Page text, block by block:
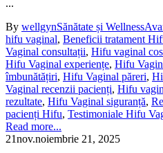
...
By wellgynSănătate și Wellness
hifu vaginal, Beneficii tratament
Vaginal consultații, Hifu vaginal
Hifu Vaginal experiențe, Hifu
îmbunătățiri, Hifu Vaginal păreri,
Vaginal recenzii pacienți, Hifu
rezultate, Hifu Vaginal siguranță,
pacienți Hifu, Testimoniale Hifu
Read more...
21nov.noiembrie 21, 2025